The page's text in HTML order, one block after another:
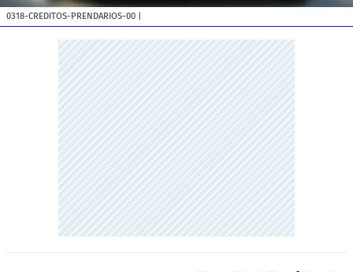
0318-CREDITOS-PRENDARIOS-00